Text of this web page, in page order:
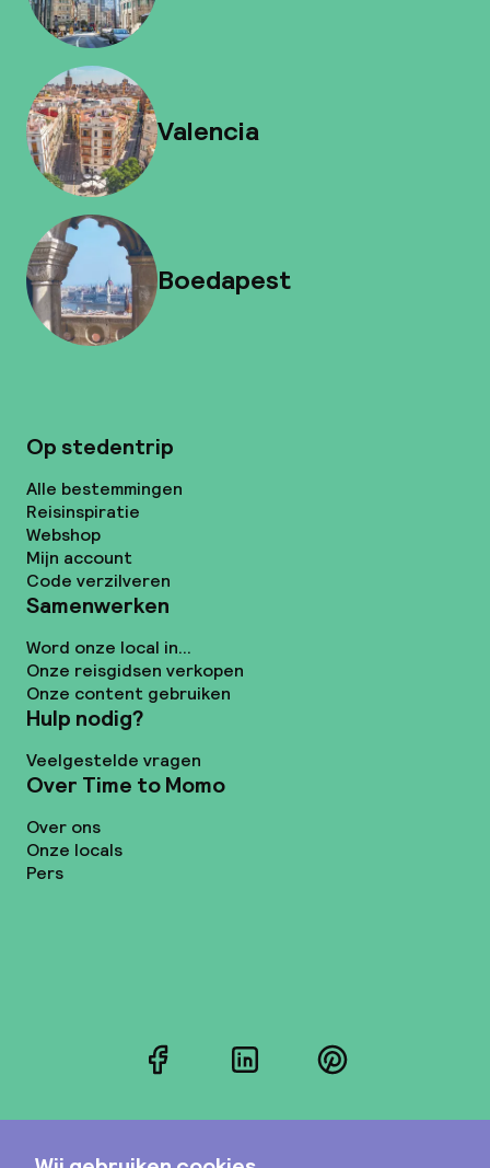
Valencia
Boedapest
Op stedentrip
Alle bestemmingen
Reisinspiratie
Webshop
Mijn account
Code verzilveren
Samenwerken
Word onze local in...
Onze reisgidsen verkopen
Onze content gebruiken
Hulp nodig?
Veelgestelde vragen
Over Time to Momo
Over ons
Onze locals
Pers
FacebookLinkedInPinterest
Instagram